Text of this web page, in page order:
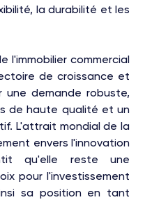
la durabilité et les
l'immobilier commercial
de croissance et
une demande robuste,
de haute qualité et un
L'attrait mondial de la
envers l'innovation
qu'elle reste une
pour l'investissement
sa position en tant